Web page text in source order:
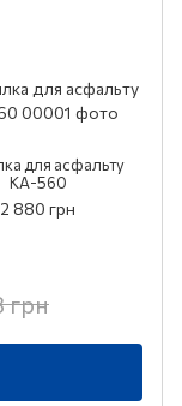
для асфальту
КА-560
2 880 грн
грн